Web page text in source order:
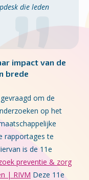
die leden
impact van de
brede
om de
op het
rapportages te
is de 11e
preventie & zorg
| RIVM Deze 11e